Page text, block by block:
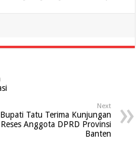
Next
Bupati Tatu Terima Kunjungan
Reses Anggota DPRD Provinsi
Banten